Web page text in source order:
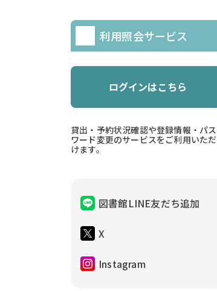
利用照会サービス
ログインはこちら
貸出・予約状況確認や登録情報・パス
ワード変更のサービスをご利用いただ
けます。
図書館LINE友だち追加
X
Instagram